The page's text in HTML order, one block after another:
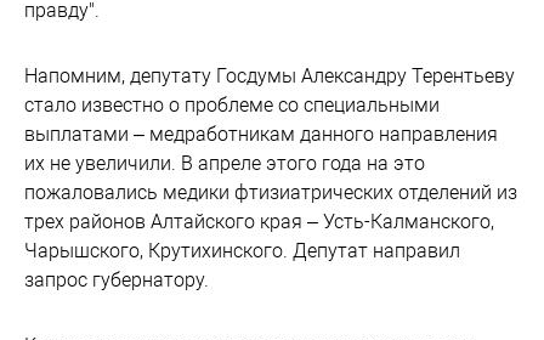
правду".
Напомним, депутату Госдумы Александру Терентьеву
стало известно о проблеме со специальными
выплатами – медработникам данного направления
их не увеличили. В апреле этого года на это
пожаловались медики фтизиатрических отделений из
трех районов Алтайского края – Усть-Калманского,
Чарышского, Крутихинского. Депутат направил
запрос губернатору.